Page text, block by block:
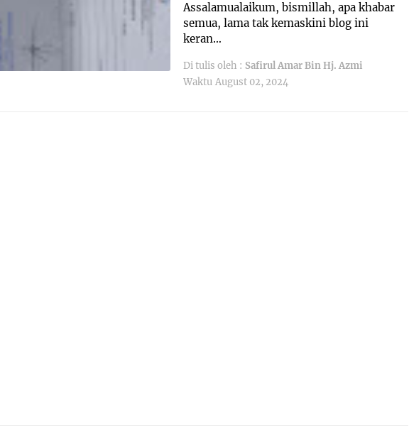
Assalamualaikum, bismillah, apa khabar
semua, lama tak kemaskini blog ini
keran…
Di tulis oleh : Safirul Amar Bin Hj. Azmi
Waktu August 02, 2024